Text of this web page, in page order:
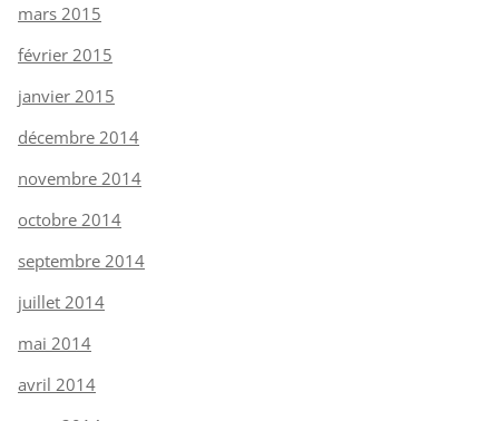
mars 2015
février 2015
janvier 2015
décembre 2014
novembre 2014
octobre 2014
septembre 2014
juillet 2014
mai 2014
avril 2014